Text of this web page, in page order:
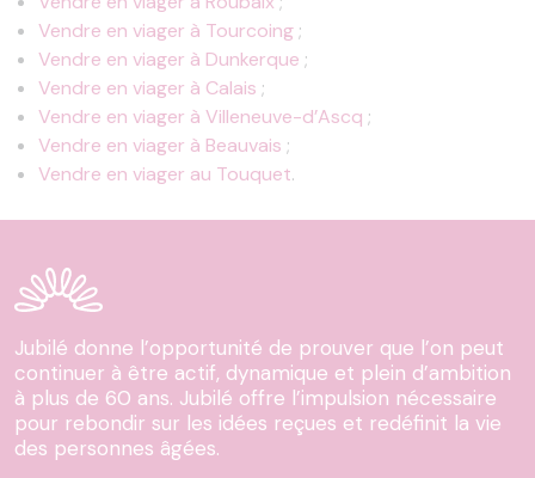
Vendre en viager à Tourcoing ;
Vendre en viager à Dunkerque ;
Vendre en viager à Calais ;
Vendre en viager à Villeneuve-d’Ascq ;
Vendre en viager à Beauvais ;
Vendre en viager au Touquet.
Jubilé donne l’opportunité de prouver que l’on peut
continuer à être actif, dynamique et plein d’ambition
à plus de 60 ans. Jubilé offre l’impulsion nécessaire
pour rebondir sur les idées reçues et redéfinit la vie
des personnes âgées.